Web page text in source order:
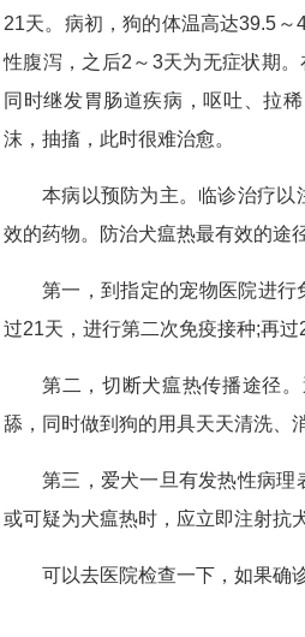
21天。病初，狗的体温高达39.5
性腹泻，之后2～3天为无症状期
同时继发胃肠道疾病，呕吐、拉
沫，抽搐，此时很难治愈。
本病以预防为主。临诊治疗
效的药物。防治犬瘟热最有效的途
第一，到指定的宠物医院进
过21天，进行第二次免疫接种;再过
第二，切断犬瘟热传播途径
舔，同时做到狗的用具天天清洗、
第三，爱犬一旦有发热性病
或可疑为犬瘟热时，应立即注射抗
可以去医院检查一下，如果确